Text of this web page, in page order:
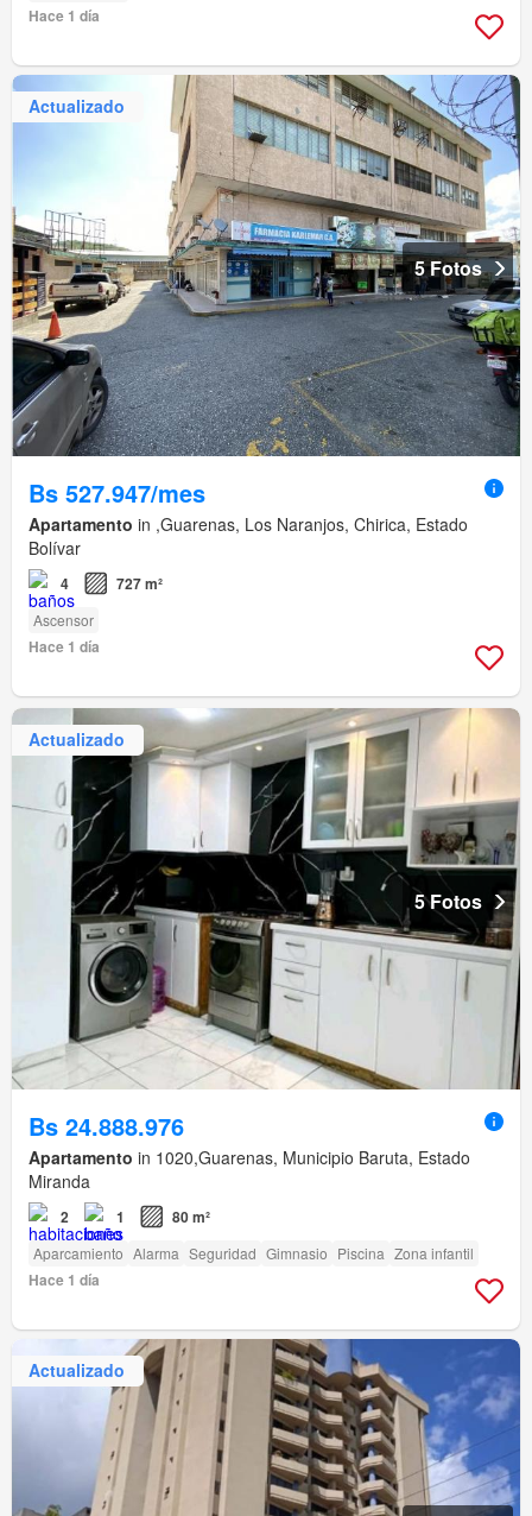
Hace 1 día
Actualizado
5 Fotos
Bs 527.947/mes
Apartamento in ,Guarenas, Los Naranjos, Chirica, Estado
Bolívar
4 727 m²
Ascensor
Hace 1 día
Actualizado
5 Fotos
Bs 24.888.976
Apartamento in 1020,Guarenas, Municipio Baruta, Estado
Miranda
2 1 80 m²
Aparcamiento Alarma Seguridad Gimnasio Piscina Zona infantil
Hace 1 día
Actualizado